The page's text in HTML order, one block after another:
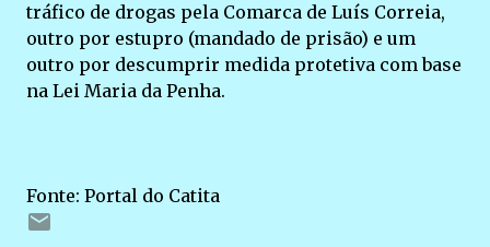
tráfico de drogas pela Comarca de Luís Correia,
outro por estupro (mandado de prisão) e um
outro por descumprir medida protetiva com base
na Lei Maria da Penha.
Fonte: Portal do Catita